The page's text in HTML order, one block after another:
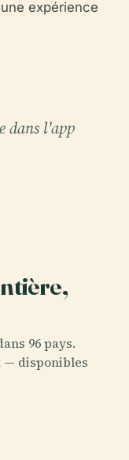
expérience
dans l'app
96 pays.
— disponibles